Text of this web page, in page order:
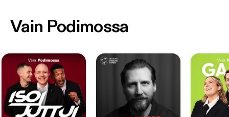
Vain Podimossa